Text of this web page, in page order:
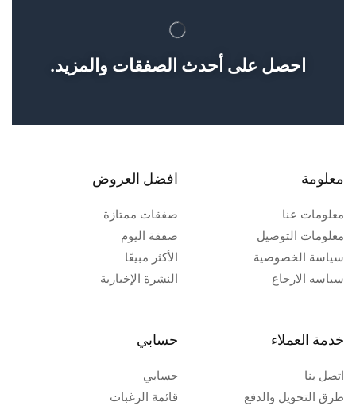
احصل على أحدث الصفقات والمزيد.
معلومة
معلومات عنا
معلومات التوصيل
سياسة الخصوصية
سياسه الارجاع
افضل العروض
صفقات ممتازة
صفقة اليوم
الأكثر مبيعًا
النشرة الإخبارية
خدمة العملاء
اتصل بنا
طرق التحويل والدفع
حسابي
حسابي
قائمة الرغبات